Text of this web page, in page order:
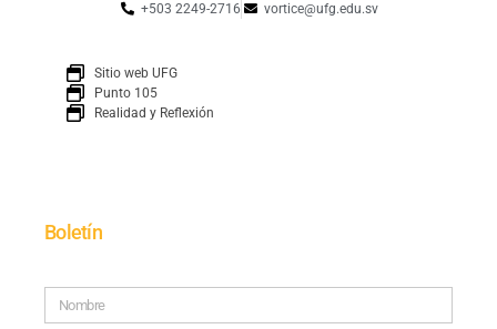
+503 2249-2716 vortice@ufg.edu.sv
Sitio web UFG
Punto 105
Realidad y Reflexión
Boletín